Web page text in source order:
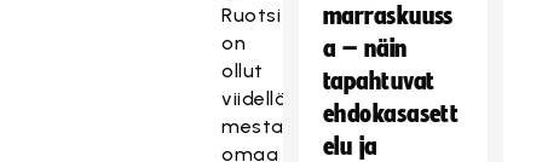
Ruotsi
on
ollut
viidellä
mestaruudellaan
omaa
marraskuuss
a – näin
tapahtuvat
ehdokasasett
elu ja